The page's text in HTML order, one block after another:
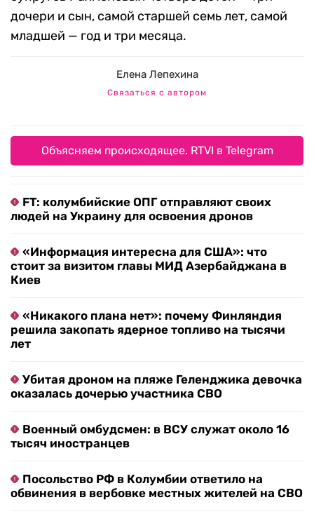
дочери и сын, самой старшей семь лет, самой
младшей — год и три месяца.
Елена Лепехина
Связаться с автором
Объясняем происходящее. RTVI в Telegram
FT: колумбийские ОПГ отправляют своих
людей на Украину для освоения дронов
«Информация интересна для США»: что
стоит за визитом главы МИД Азербайджана в
Киев
«Никакого плана нет»: почему Финляндия
решила закопать ядерное топливо на тысячи
лет
Убитая дроном на пляже Геленджика девочка
оказалась дочерью участника СВО
Военный омбудсмен: в ВСУ служат около 16
тысяч иностранцев
Посольство РФ в Колумбии ответило на
обвинения в вербовке местных жителей на СВО